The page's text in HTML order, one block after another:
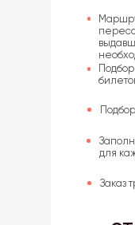
для
Заказ